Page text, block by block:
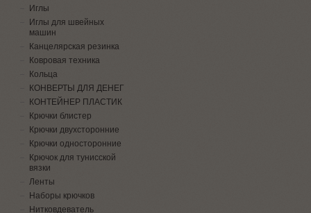
Иглы
Иглы для швейных
машин
Канцелярская резинка
Ковровая техника
Кольца
КОНВЕРТЫ ДЛЯ ДЕНЕГ
КОНТЕЙНЕР ПЛАСТИК
Крючки блистер
Крючки двухсторонние
Крючки односторонние
Крючок для тунисской
вязки
Ленты
Наборы крючков
Нитковдеватель